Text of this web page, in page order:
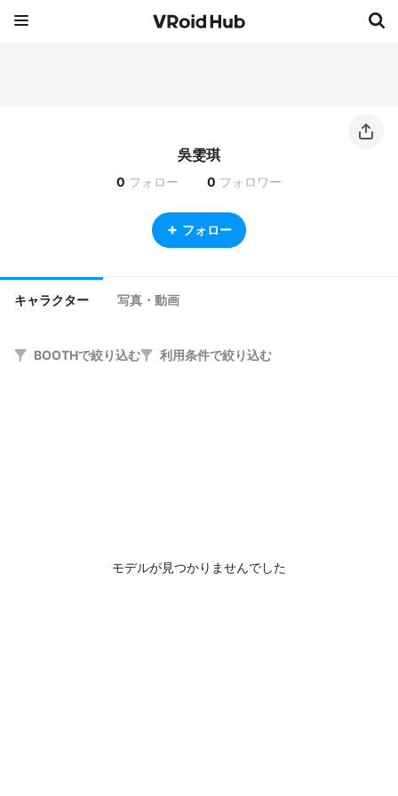
吳雯琪
0 フォロー 0 フォロワー
フォロー
キャラクター 写真・動画
BOOTHで絞り込む 利用条件で絞り込む
モデルが見つかりませんでした